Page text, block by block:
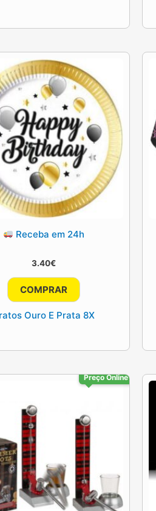
Receba em 24h
3.40€
COMPRAR
Ouro E Prata 8X
Preço Online